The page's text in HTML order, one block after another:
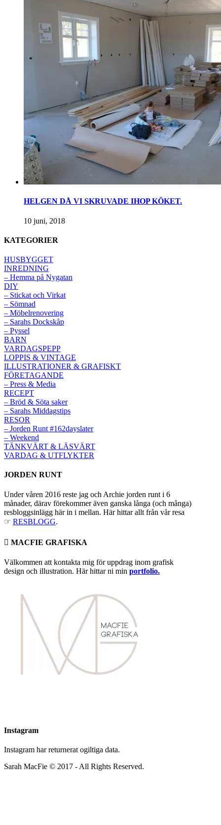
HELGEN DÅ VI SKRUVADE IHOP KÖKET.
10 juni, 2018
KATEGORIER
HUSBYGGET
INREDNING
– Hemma på Nygatan
DIY
– Stickat och Virkat
– Sömnad
– Möbelrenovering
– Sarahs Dockskåp
– Pyssel
BARN
VARDAGSPEPP
LOPPIS & VINTAGE
ILLUSTRATIONER & GRAFISKT
FÖRETAGANDE
– Press & Media
RECEPT
– Bröd & Söta saker
– Sarahs Middagstips
RESOR
– Jorden Runt #162dayslater
– Weekend
TÄNKVÄRT & LÄSVÄRT
VARDAG & UTFLYKTER
JORDEN RUNT
Under våren 2016 reste jag och Archie jorden runt i 6
månader, därav förekommer även ganska långa (och många)
resbloggsinlägg här in i mellan. Här hittar allt från vår resa
☞ RESBLOGG.
 MACFIE GRAFISKA
Välkommen att kontakta mig för uppdrag inom grafisk
design och illustration. Här hittar ni min portfolio.
Instagram
Instagram har returnerat ogiltiga data.
Sarah MacFie © 2017 - All Rights Reserved.